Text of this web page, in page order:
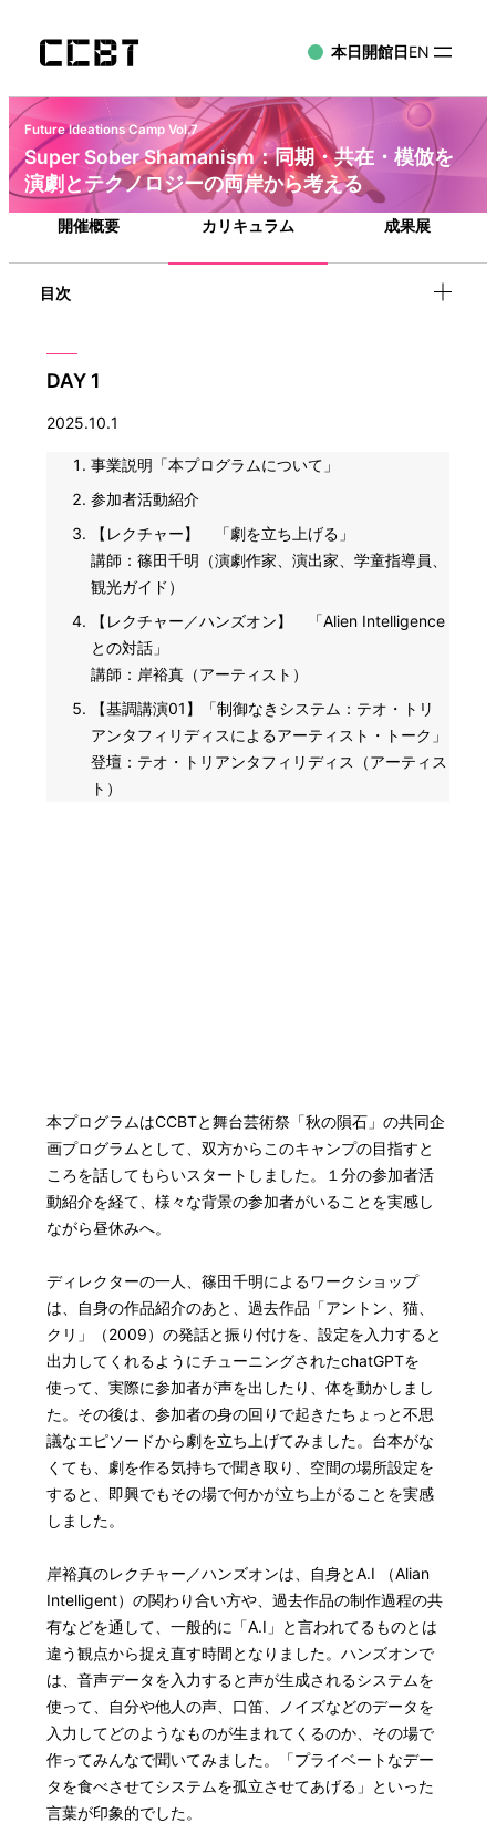
本日開館日EN
Future Ideations Camp Vol.7
Super Sober Shamanism：同期・共在・模倣を
演劇とテクノロジーの両岸から考える
開催概要 カリキュラム 成果展
目次
DAY 1
2025.10.1
事業説明「本プログラムについて」
参加者活動紹介
【レクチャー】 「劇を立ち上げる」
講師：篠田千明（演劇作家、演出家、学童指導員、
観光ガイド）
【レクチャー／ハンズオン】 「Alien Intelligence
との対話」
講師：岸裕真（アーティスト）
【基調講演01】「制御なきシステム：テオ・トリ
アンタフィリディスによるアーティスト・トーク」
登壇：テオ・トリアンタフィリディス（アーティス
ト）
本プログラムはCCBTと舞台芸術祭「秋の隕石」の共同企
画プログラムとして、双方からこのキャンプの目指すと
ころを話してもらいスタートしました。１分の参加者活
動紹介を経て、様々な背景の参加者がいることを実感し
ながら昼休みへ。
ディレクターの一人、篠田千明によるワークショップ
は、自身の作品紹介のあと、過去作品「アントン、猫、
クリ」（2009）の発話と振り付けを、設定を入力すると
出力してくれるようにチューニングされたchatGPTを
使って、実際に参加者が声を出したり、体を動かしまし
た。その後は、参加者の身の回りで起きたちょっと不思
議なエピソードから劇を立ち上げてみました。台本がな
くても、劇を作る気持ちで聞き取り、空間の場所設定を
すると、即興でもその場で何かが立ち上がることを実感
しました。
岸裕真のレクチャー／ハンズオンは、自身とA.I （Alian
Intelligent）の関わり合い方や、過去作品の制作過程の共
有などを通して、一般的に「A.I」と言われてるものとは
違う観点から捉え直す時間となりました。ハンズオンで
は、音声データを入力すると声が生成されるシステムを
使って、自分や他人の声、口笛、ノイズなどのデータを
入力してどのようなものが生まれてくるのか、その場で
作ってみんなで聞いてみました。「プライベートなデー
タを食べさせてシステムを孤立させてあげる」といった
言葉が印象的でした。